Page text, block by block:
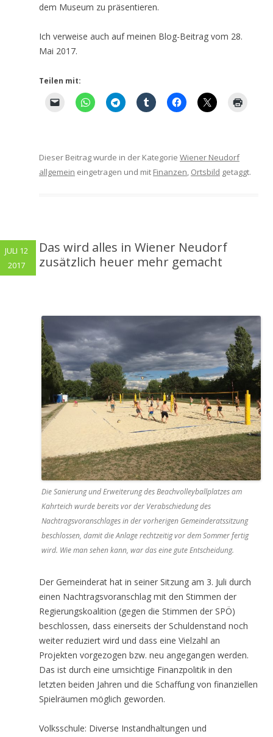
dem Museum zu präsentieren.
Ich verweise auch auf meinen Blog-Beitrag vom 28.
Mai 2017.
Teilen mit:
Dieser Beitrag wurde in der Kategorie Wiener Neudorf
allgemein eingetragen und mit Finanzen, Ortsbild getaggt.
Das wird alles in Wiener Neudorf
zusätzlich heuer mehr gemacht
Die Sanierung und Erweiterung des Beachvolleyballplatzes am
Kahrteich wurde bereits vor der Verabschiedung des
Nachtragsvoranschlages in der vorherigen Gemeinderatssitzung
beschlossen, damit die Anlage rechtzeitig vor dem Sommer fertig
wird. Wie man sehen kann, war das eine gute Entscheidung.
Der Gemeinderat hat in seiner Sitzung am 3. Juli durch
einen Nachtragsvoranschlag mit den Stimmen der
Regierungskoalition (gegen die Stimmen der SPÖ)
beschlossen, dass einerseits der Schuldenstand noch
weiter reduziert wird und dass eine Vielzahl an
Projekten vorgezogen bzw. neu angegangen werden.
Das ist durch eine umsichtige Finanzpolitik in den
letzten beiden Jahren und die Schaffung von finanziellen
Spielräumen möglich geworden.
Volksschule: Diverse Instandhaltungen und
JULI 12
2017